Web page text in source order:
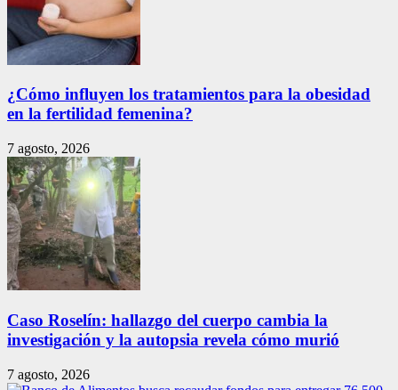
¿Cómo influyen los tratamientos para la obesidad
en la fertilidad femenina?
7 agosto, 2026
Caso Roselín: hallazgo del cuerpo cambia la
investigación y la autopsia revela cómo murió
7 agosto, 2026